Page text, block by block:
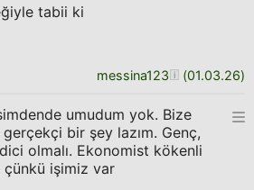
tabii ki
messina123 (01.03.26)
umudum yok. Bize
bir şey lazım. Genç,
olmalı. Ekonomist kökenli
işimiz var